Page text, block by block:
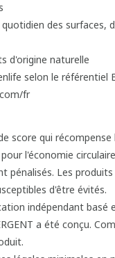
des surfaces,
d'origine naturelle
selon le référentiel
fr